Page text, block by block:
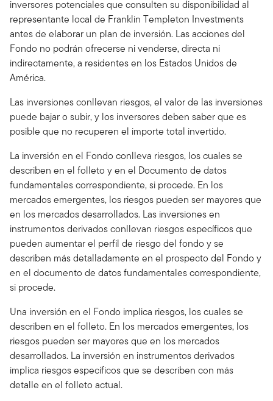
inversores potenciales que consulten su disponibilidad al
representante local de Franklin Templeton Investments
antes de elaborar un plan de inversión. Las acciones del
Fondo no podrán ofrecerse ni venderse, directa ni
indirectamente, a residentes en los Estados Unidos de
América.
Las inversiones conllevan riesgos, el valor de las inversiones
puede bajar o subir, y los inversores deben saber que es
posible que no recuperen el importe total invertido.
La inversión en el Fondo conlleva riesgos, los cuales se
describen en el folleto y en el Documento de datos
fundamentales correspondiente, si procede. En los
mercados emergentes, los riesgos pueden ser mayores que
en los mercados desarrollados. Las inversiones en
instrumentos derivados conllevan riesgos específicos que
pueden aumentar el perfil de riesgo del fondo y se
describen más detalladamente en el prospecto del Fondo y
en el documento de datos fundamentales correspondiente,
si procede.
Una inversión en el Fondo implica riesgos, los cuales se
describen en el folleto. En los mercados emergentes, los
riesgos pueden ser mayores que en los mercados
desarrollados. La inversión en instrumentos derivados
implica riesgos específicos que se describen con más
detalle en el folleto actual.